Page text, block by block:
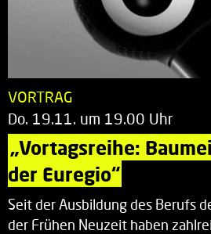
VORTRAG
Do. 19.11. um 19.00 Uhr
„Vortagsreihe:
der Euregio“
Seit der Ausbildung des Berufs
der Frühen Neuzeit haben